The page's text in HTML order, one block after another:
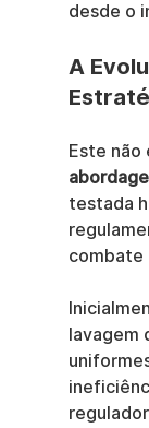
desde o
A
Este
testada
combate
lavagem